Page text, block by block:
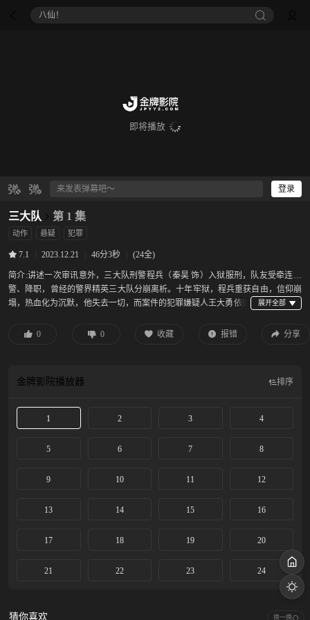
八仙！
即将播放
登录
三大队 第 1 集
动作 悬疑 犯罪
7.1 2023.12.21 46分3秒 (24全)
简介:讲述一次审讯意外，三大队刑警程兵（秦昊 饰）入狱服刑，队友受牵连脱
警、降职，曾经的警界精英三大队分崩离析。十年牢狱，程兵重获自由，信仰崩
塌，热血化为沉默，他失去一切，而案件的犯罪嫌疑人王大勇依旧
出鞘 ，程兵和三大队的兄弟重新集结踏上追凶之路，在孤独和漫长的旅途中配合
0 0 收藏 报错 分享
金牌影院播放器 排序
1 2 3 4
5 6 7 8
9 10 11 12
13 14 15 16
17 18 19 20
21 22 23 24
猜你喜欢 换一换